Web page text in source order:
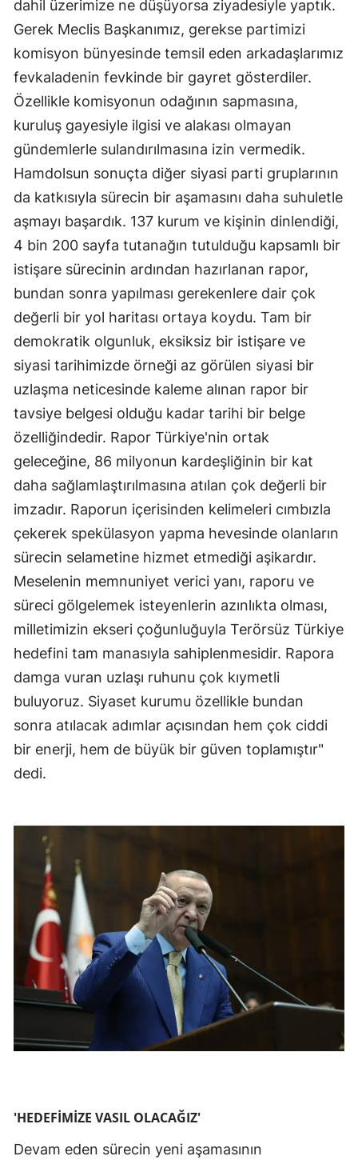
dahil üzerimize ne düşüyorsa ziyadesiyle yaptık.
Gerek Meclis Başkanımız, gerekse partimizi
komisyon bünyesinde temsil eden arkadaşlarımız
fevkaladenin fevkinde bir gayret gösterdiler.
Özellikle komisyonun odağının sapmasına,
kuruluş gayesiyle ilgisi ve alakası olmayan
gündemlerle sulandırılmasına izin vermedik.
Hamdolsun sonuçta diğer siyasi parti gruplarının
da katkısıyla sürecin bir aşamasını daha suhuletle
aşmayı başardık. 137 kurum ve kişinin dinlendiği,
4 bin 200 sayfa tutanağın tutulduğu kapsamlı bir
istişare sürecinin ardından hazırlanan rapor,
bundan sonra yapılması gerekenlere dair çok
değerli bir yol haritası ortaya koydu. Tam bir
demokratik olgunluk, eksiksiz bir istişare ve
siyasi tarihimizde örneği az görülen siyasi bir
uzlaşma neticesinde kaleme alınan rapor bir
tavsiye belgesi olduğu kadar tarihi bir belge
özelliğindedir. Rapor Türkiye'nin ortak
geleceğine, 86 milyonun kardeşliğinin bir kat
daha sağlamlaştırılmasına atılan çok değerli bir
imzadır. Raporun içerisinden kelimeleri cımbızla
çekerek spekülasyon yapma hevesinde olanların
sürecin selametine hizmet etmediği aşikardır.
Meselenin memnuniyet verici yanı, raporu ve
süreci gölgelemek isteyenlerin azınlıkta olması,
milletimizin ekseri çoğunluğuyla Terörsüz Türkiye
hedefini tam manasıyla sahiplenmesidir. Rapora
damga vuran uzlaşı ruhunu çok kıymetli
buluyoruz. Siyaset kurumu özellikle bundan
sonra atılacak adımlar açısından hem çok ciddi
bir enerji, hem de büyük bir güven toplamıştır"
dedi.
'HEDEFİMİZE VASIL OLACAĞIZ'
Devam eden sürecin yeni aşamasının